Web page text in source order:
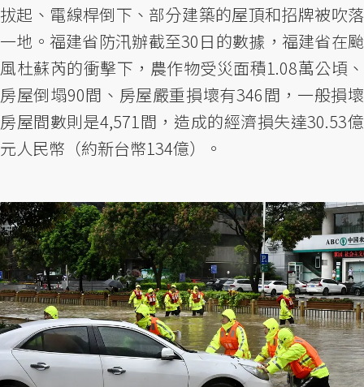
拔起、電線桿倒下、部分建築的屋頂和招牌被吹落
一地。福建省防汛辦截至30日的數據，福建省在颱
風杜蘇芮的衝擊下，農作物受災面積1.08萬公頃、
房屋倒塌90間、房屋嚴重損壞有346間，一般損壞
房屋間數則是4,571間，造成的經濟損失達30.53億
元人民幣（約新台幣134億）。